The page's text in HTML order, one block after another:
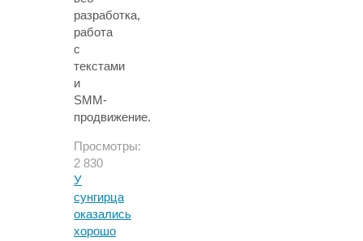
разработка,
работа
с
текстами
и
SMM-
продвижение.
Просмотры:
2 830
У
сунгирца
оказались
хорошо